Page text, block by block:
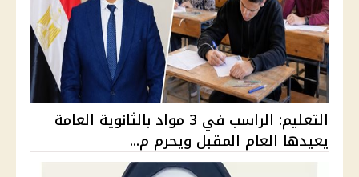
التعليم: الراسب في 3 مواد بالثانوية العامة
يعيدها العام المقبل ويحرم م...